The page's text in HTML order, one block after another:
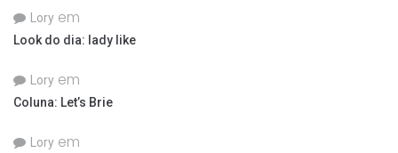
Lory em
Look do dia: lady like
Lory em
Coluna: Let’s Brie
Lory em